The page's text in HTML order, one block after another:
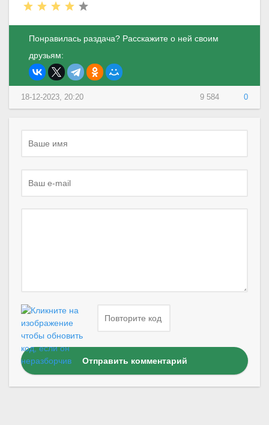
Понравилась раздача? Расскажите о ней своим
друзьям:
9 584 0
18-12-2023, 20:20
Отправить комментарий